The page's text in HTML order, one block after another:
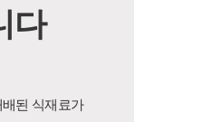
다
된 식재료가